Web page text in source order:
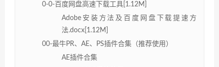
0-0-百度网盘高速下载工具[1.12M]
Adobe安装方法及百度网盘下载提速方
法.docx[1.12M]
00-最牛PR、AE、PS插件合集（推荐使用）
AE插件合集